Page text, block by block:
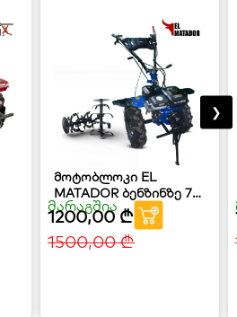
მოტობლოკი EL
MATADOR ბენზინზე 7
ცხ.ძ.
მარაგშია
1200,00₾
1500,00₾
❯